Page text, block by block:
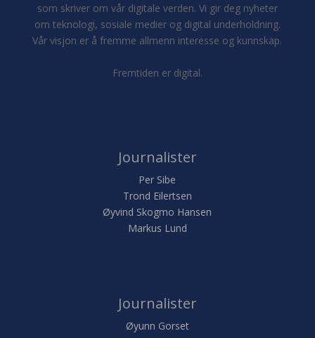
som skriver om vår digitale verden. Vi gir deg nyheter
om teknologi, sosiale medier og digital underholdning.
Vår visjon er å fremme allmenn interesse og kunnskap.
Fremtiden er digital.
Journalister
Per Sibe
Trond Eilertsen
Øyvind Skogmo Hansen
Markus Lund
Journalister
Øyunn Gorset